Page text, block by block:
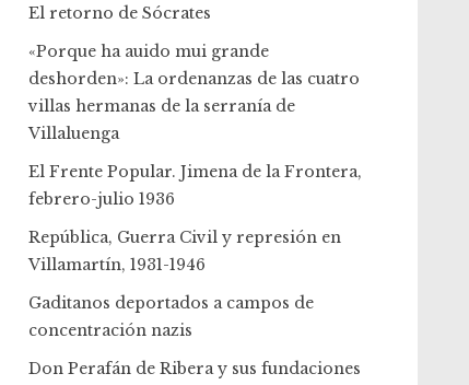
El retorno de Sócrates
«Porque ha auido mui grande
deshorden»: La ordenanzas de las cuatro
villas hermanas de la serranía de
Villaluenga
El Frente Popular. Jimena de la Frontera,
febrero-julio 1936
República, Guerra Civil y represión en
Villamartín, 1931-1946
Gaditanos deportados a campos de
concentración nazis
Don Perafán de Ribera y sus fundaciones